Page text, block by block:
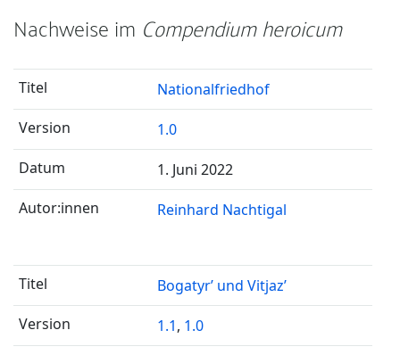
Nachweise im Compendium heroicum
Nationalfriedhof
1.0
1. Juni 2022
Reinhard Nachtigal
Bogatyr’ und Vitjaz’
1.1, 1.0